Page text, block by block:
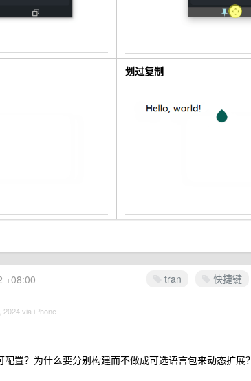
划过复制
tran 快捷键
+08:00
2024 via iPhone
置？为什么要分别构建而不做成可选语言包来动态扩展？